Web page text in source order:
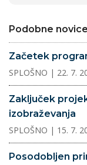
Podobne novice
Začetek
SPLOŠNO | 22. 7.
Zaključek
izobraževanja
SPLOŠNO | 15. 7.
Posodobljen